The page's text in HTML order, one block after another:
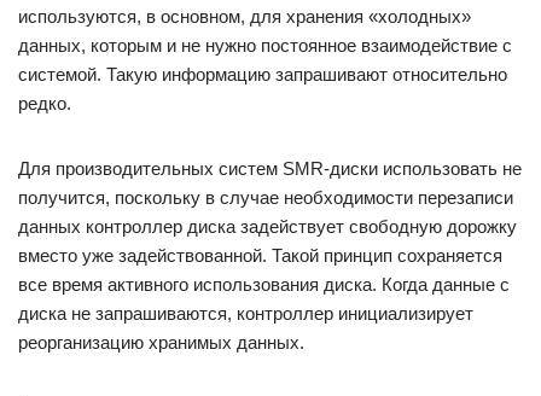
используются, в основном, для хранения «холодных»
данных, которым и не нужно постоянное взаимодействие с
системой. Такую информацию запрашивают относительно
редко.
Для производительных систем SMR-диски использовать не
получится, поскольку в случае необходимости перезаписи
данных контроллер диска задействует свободную дорожку
вместо уже задействованной. Такой принцип сохраняется
все время активного использования диска. Когда данные с
диска не запрашиваются, контроллер инициализирует
реорганизацию хранимых данных.